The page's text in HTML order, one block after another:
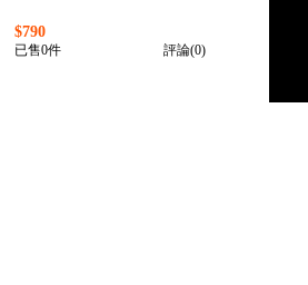
$790
已售0件 評論(0)